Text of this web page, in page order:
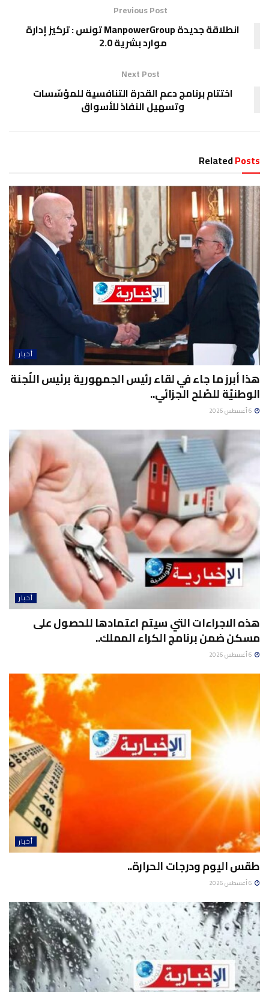
Previous Post
انطلاقة جديدة ManpowerGroup تونس : تركيز إدارة
موارد بشرية 2.0
Next Post
اختتام برنامج دعم القدرة التنافسية للمؤسّسات
وتسهيل النفاذ للأسواق
RelatedPosts
أخبار
هذا أبرز ما جاء في لقاء رئيس الجمهورية برئيس اللّجنة
الوطنيّة للصّلح الجزائي..
أخبار
هذه الاجراءات التي سيتم اعتمادها للحصول على
مسكن ضمن برنامج الكراء المملك..
أخبار
طقس اليوم ودرجات الحرارة..